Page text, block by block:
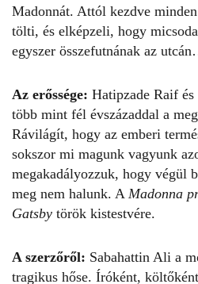
Madonnát. Attól kezdve
tölti, és elképzeli, hogy
egyszer összefutnának az
Az erőssége: Hatipzade Raif
több mint fél évszázaddal a
Rávilágít, hogy az emberi
sokszor mi magunk vagyunk
megakadályozzuk, hogy végül
meg nem halunk. A Madonna
Gatsby török kistestvére.
A szerzőről: Sabahattin Ali a
tragikus hőse. Íróként,